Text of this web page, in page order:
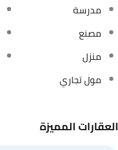
مدرسة
مصنع
منزل
مول تجاري
العقارات المميزة